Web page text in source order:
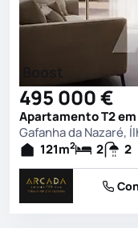
Boost
495 000 €
Apartamento T2
Gafanha da Nazaré,
121m2 2 2